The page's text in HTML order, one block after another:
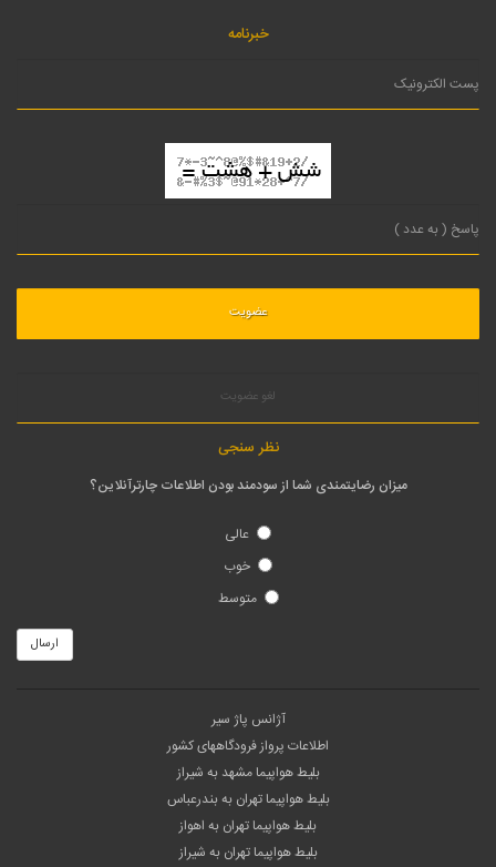
خبرنامه
لغو عضویت
نظر سنجی
میزان رضایتمندی شما از سودمند بودن اطلاعات چارترآنلاین؟
عالی
خوب
متوسط
ارسال
آژانس پاژ سیر
اطلاعات پرواز فرودگاههای کشور
بلیط هواپیما مشهد به شیراز
بلیط هواپیما تهران به بندرعباس
بلیط هواپیما تهران به اهواز
بلیط هواپیما تهران به شیراز